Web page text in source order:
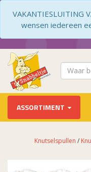
VAKANTIESLUITING
wensen iedereen
ASSORTIMENT
Knutselspullen /